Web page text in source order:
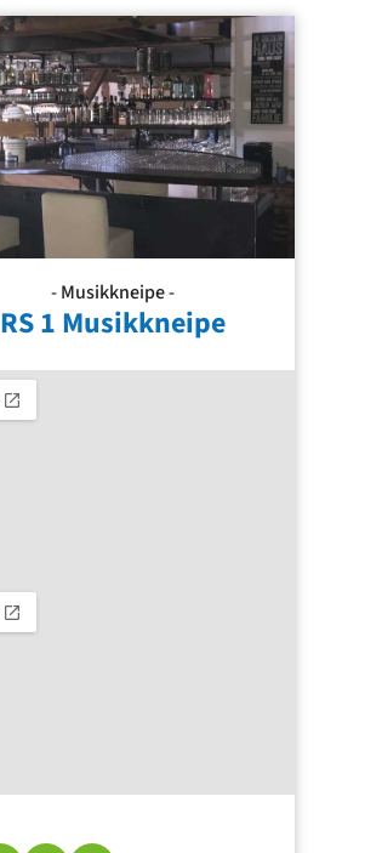
- Musikkneipe -
RS 1 Musikkneipe